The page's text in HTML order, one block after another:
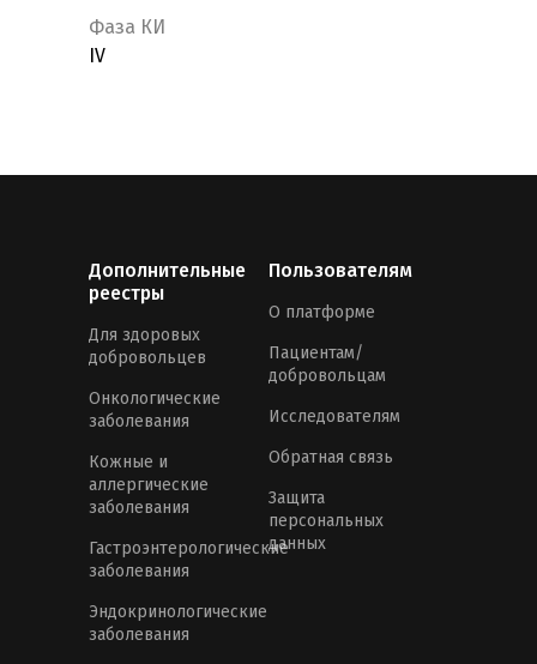
Фаза КИ
IV
Дополнительные
реестры
Для здоровых
добровольцев
Онкологические
заболевания
Кожные и
аллергические
заболевания
Гастроэнтерологические
заболевания
Эндокринологические
заболевания
Пользователям
О платформе
Пациентам/
добровольцам
Исследователям
Обратная связь
Защита
персональных
данных